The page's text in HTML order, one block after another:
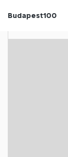
Budapest100